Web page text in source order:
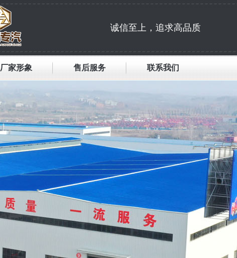
诚信至上，追求高品质
厂家形象 售后服务 联系我们